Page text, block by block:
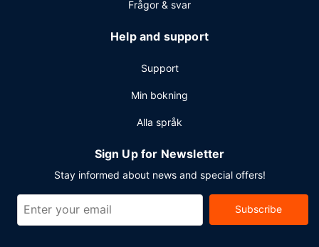
Frågor & svar
Help and support
Support
Min bokning
Alla språk
Sign Up for Newsletter
Stay informed about news and special offers!
Subscribe